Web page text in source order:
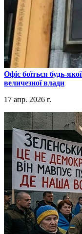
​Офіс боїться будь-
величезної влади
17 апр. 2026 г.